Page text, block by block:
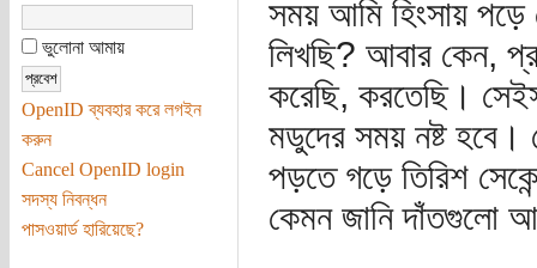
ভুলোনা আমায়
OpenID ব্যবহার করে লগইন
করুন
Cancel OpenID login
সদস্য নিবন্ধন
পাসওয়ার্ড হারিয়েছে?
সময় আমি হিংসায় পড়ে
লিখছি? আবার কেন,
করেছি, করতেছি।
মডুদের সময় নষ্ট হবে।
পড়তে গড়ে তিরিশ
কেমন জানি দাঁতগুলো